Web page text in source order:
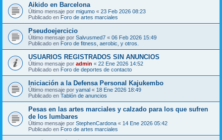
Aikido en Barcelona
Último mensaje por migumo « 23 Feb 2026 08:23
Publicado en Foro de artes marciales
Pseudoejercicio
Último mensaje por Salvusmed7 « 06 Feb 2026 15:49
Publicado en Foro de fitness, aerobic, y otros.
USUARIOS REGISTRADOS SIN ANUNCIOS
Último mensaje por admin « 22 Ene 2026 14:52
Publicado en Foro de deportes de contacto
Iniciación a la Defensa Personal Kajukembo
Último mensaje por yamal « 18 Ene 2026 18:49
Publicado en Tablón de anuncios
Pesas en las artes marciales y calzado para los que sufren
de los lumbares
Último mensaje por StephenCardona « 14 Ene 2026 05:42
Publicado en Foro de artes marciales